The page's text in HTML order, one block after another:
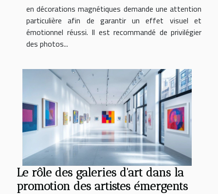
en décorations magnétiques demande une attention
particulière afin de garantir un effet visuel et
émotionnel réussi. Il est recommandé de privilégier
des photos...
Le rôle des galeries d'art dans la
promotion des artistes émergents